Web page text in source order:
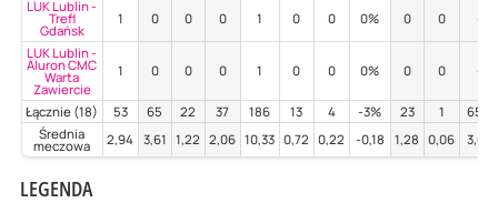
LUK Lublin -
Trefl
Gdańsk
1 0 0 0 1 0 0 0% 0 0 -
LUK Lublin -
Aluron CMC
Warta
Zawiercie
1 0 0 0 1 0 0 0% 0 0 -
Łącznie (18) 53 65 22 37 186 13 4 -3% 23 1
65%
Średnia
meczowa 2,94 3,61 1,22 2,06 10,33 0,72 0,22 -0,18 1,28 0,06 3,62
LEGENDA